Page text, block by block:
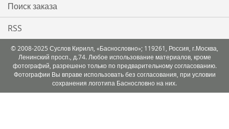
Поиск заказа
RSS
© 2008-2025 Суслов Кирилл, «Баснословно»; 119261, Россия, г.Москва,
Ленинский просп., д.74. Любое использование материалов, кроме
фотографий, разрешено только по предварительному согласованию.
Фотографии Вы вправе использовать без согласования, при условии
сохранения логотипа Баснословно на них.